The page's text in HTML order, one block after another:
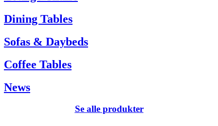
Dining Tables
Sofas & Daybeds
Coffee Tables
News
Se alle produkter